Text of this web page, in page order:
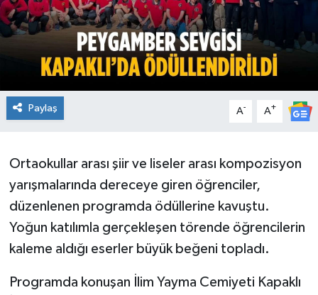
Paylaş A- A+
Ortaokullar arası şiir ve liseler arası kompozisyon
yarışmalarında dereceye giren öğrenciler,
düzenlenen programda ödüllerine kavuştu.
Yoğun katılımla gerçekleşen törende öğrencilerin
kaleme aldığı eserler büyük beğeni topladı.
Programda konuşan İlim Yayma Cemiyeti Kapaklı